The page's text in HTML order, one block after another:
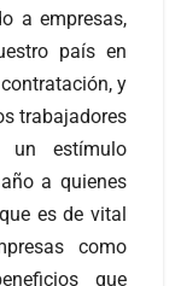
a empresas,
país en
y
trabajadores
un estímulo
a quienes
es de vital
como
que